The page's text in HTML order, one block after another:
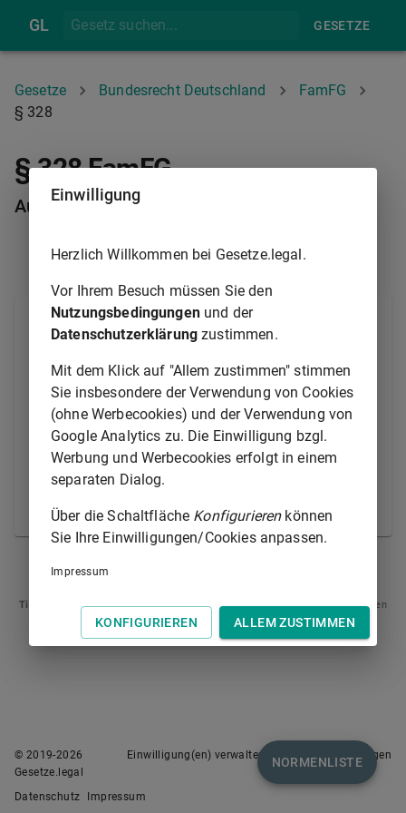
GL GESETZE
Gesetze Bundesrecht Deutschland
FamFG
§ 328
§ 328 FamFG
Aussetzung des Vollzugs
(1) Das Gericht kann die Vollziehung einer
Unterbringung nach § 312 Nummer 4
Die Aussetzung kann mit Auflagen versehen werden.
Die Aussetzung soll sechs Monate nicht
überschreiten; sie kann bis zu einem Jahr verlängert
werden.
(2) Das Gericht kann die Aussetzung widerrufen,
wenn der Betroffene eine Auflage nicht erfüllt oder
sein Zustand dies erfordert.
§ 327
Tipp
: Swipen Sie auf dem Bildschirm links oder rechts zur Navigation zwischen
Normen.
NORMENLISTE
© 2019-2026
Gesetze.legal
Einwilligung(en) verwalten Nutzungsbedingungen
Datenschutz Impressum
Einwilligung
Herzlich Willkommen bei Gesetze.legal.
Vor Ihrem Besuch müssen Sie den
Nutzungsbedingungenund der
Datenschutzerklärung zustimmen.
Mit dem Klick auf "Allem zustimmen" stimmen
Sie insbesondere der Verwendung von Cookies
(ohne Werbecookies) und der Verwendung von
Google Analytics zu. Die Einwilligung bzgl.
Werbung und Werbecookies erfolgt in einem
separaten Dialog.
Über die Schaltfläche Konfigurierenkönnen
Sie Ihre Einwilligungen/Cookies anpassen.
Impressum
KONFIGURIEREN ALLEM ZUSTIMMEN